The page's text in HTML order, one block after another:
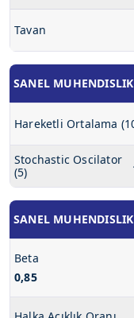
Tavan
SANEL
Hareketli Ortalama
Stochastic Oscilator
(5)
SANEL
Beta
0,85